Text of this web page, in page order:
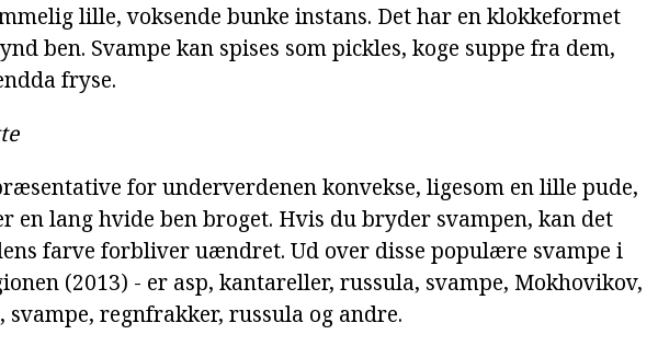
lille, voksende bunke instans. Det har en klokkeformet
ben. Svampe kan spises som pickles, koge suppe fra dem,
fryse.
for underverdenen konvekse, ligesom en lille pude,
en lang hvide ben broget. Hvis du bryder svampen, kan det
farve forbliver uændret. Ud over disse populære svampe i
(2013) - er asp, kantareller, russula, svampe, Mokhovikov,
svampe, regnfrakker, russula og andre.